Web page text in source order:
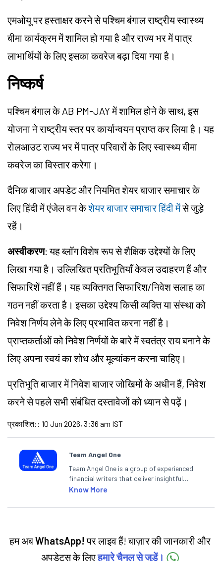
एमओयू पर हस्ताक्षर करने से पश्चिम बंगाल राष्ट्रीय स्वास्थ्य
बीमा कार्यक्रम में शामिल हो गया है और राज्य भर में पात्र
लाभार्थियों के लिए इसका कवरेज बढ़ा दिया गया है।
निष्कर्ष
पश्चिम बंगाल के AB PM-JAY में शामिल होने के साथ, इस
योजना ने राष्ट्रीय स्तर पर कार्यान्वयन प्राप्त कर लिया है। यह
रोलआउट राज्य भर में पात्र परिवारों के लिए स्वास्थ्य बीमा
कवरेज का विस्तार करेगा।
दैनिक बाजार अपडेट और नियमित शेयर बाजार समाचार के
लिए हिंदी में एंजेल वन केशेयर बाजार समाचार हिंदी मेंसे जुड़े
रहें।
अस्वीकरण: यह ब्लॉग विशेष रूप से शैक्षिक उद्देश्यों के लिए
लिखा गया है। उल्लिखित प्रतिभूतियाँ केवल उदाहरण हैं और
सिफारिशें नहीं हैं। यह व्यक्तिगत सिफारिश/निवेश सलाह का
गठन नहीं करता है। इसका उद्देश्य किसी व्यक्ति या संस्था को
निवेश निर्णय लेने के लिए प्रभावित करना नहीं है।
प्राप्तकर्ताओं को निवेश निर्णयों के बारे में स्वतंत्र राय बनाने के
लिए अपना स्वयं का शोध और मूल्यांकन करना चाहिए।
प्रतिभूति बाजार में निवेश बाजार जोखिमों के अधीन हैं, निवेश
करने से पहले सभी संबंधित दस्तावेजों को ध्यान से पढ़ें।
प्रकाशित: : 10 Jun 2026, 3:36 am IST
Team Angel One
Team Angel One is a group of experienced
financial writers that deliver insightful
articles on the stock market, IPO, economy,
categories.
Know More
हम अबWhatsApp! पर लाइव हैं! बाज़ार की जानकारी और
अपडेट्स के लिएहमारे चैनल से जुड़ें।